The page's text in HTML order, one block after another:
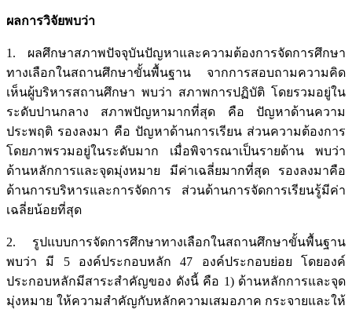
ผลการวิจัยพบว่า
1. ผลศึกษาสภาพปัจจุบันปัญหาและความต้องการจัดการศึกษา
ทางเลือกในสถานศึกษาขั้นพื้นฐาน จากการสอบถามความคิด
เห็นผู้บริหารสถานศึกษา พบว่า สภาพการปฏิบัติ โดยรวมอยู่ใน
ระดับปานกลาง สภาพปัญหามากที่สุด คือ ปัญหาด้านความ
ประพฤติ รองลงมา คือ ปัญหาด้านการเรียน ส่วนความต้องการ
โดยภาพรวมอยู่ในระดับมาก เมื่อพิจารณาเป็นรายด้าน พบว่า
ด้านหลักการและจุดมุ่งหมาย มีค่าเฉลี่ยมากที่สุด รองลงมาคือ
ด้านการบริหารและการจัดการ ส่วนด้านการจัดการเรียนรู้มีค่า
เฉลี่ยน้อยที่สุด
2. รูปแบบการจัดการศึกษาทางเลือกในสถานศึกษาขั้นพื้นฐาน
พบว่า มี 5 องค์ประกอบหลัก 47 องค์ประกอบย่อย โดยองค์
ประกอบหลักมีสาระสำคัญของ ดังนี้ คือ 1) ด้านหลักการและจุด
มุ่งหมาย ให้ความสำคัญกับหลักความเสมอภาค กระจายและให้